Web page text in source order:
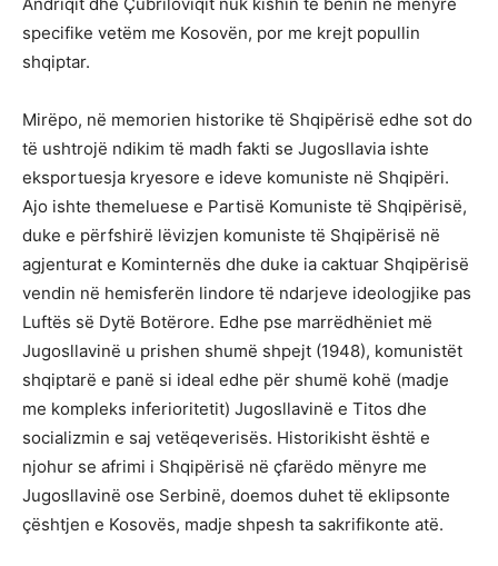
Andriqit dhe Çubriloviqit nuk kishin të bënin në mënyrë
specifike vetëm me Kosovën, por me krejt popullin
shqiptar.
Mirëpo, në memorien historike të Shqipërisë edhe sot do
të ushtrojë ndikim të madh fakti se Jugosllavia ishte
eksportuesja kryesore e ideve komuniste në Shqipëri.
Ajo ishte themeluese e Partisë Komuniste të Shqipërisë,
duke e përfshirë lëvizjen komuniste të Shqipërisë në
agjenturat e Kominternës dhe duke ia caktuar Shqipërisë
vendin në hemisferën lindore të ndarjeve ideologjike pas
Luftës së Dytë Botërore. Edhe pse marrëdhëniet më
Jugosllavinë u prishen shumë shpejt (1948), komunistët
shqiptarë e panë si ideal edhe për shumë kohë (madje
me kompleks inferioritetit) Jugosllavinë e Titos dhe
socializmin e saj vetëqeverisës. Historikisht është e
njohur se afrimi i Shqipërisë në çfarëdo mënyre me
Jugosllavinë ose Serbinë, doemos duhet të eklipsonte
çështjen e Kosovës, madje shpesh ta sakrifikonte atë.